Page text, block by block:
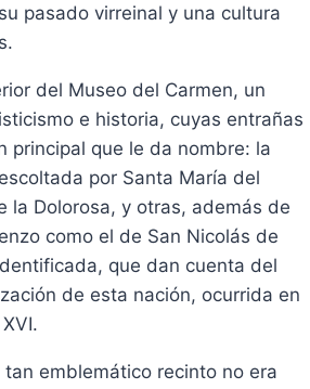
pasado virreinal y una cultura
del Museo del Carmen, un
e historia, cuyas entrañas
principal que le da nombre: la
por Santa María del
la Dolorosa, y otras, además de
como el de San Nicolás de
que dan cuenta del
de esta nación, ocurrida en
emblemático recinto no era